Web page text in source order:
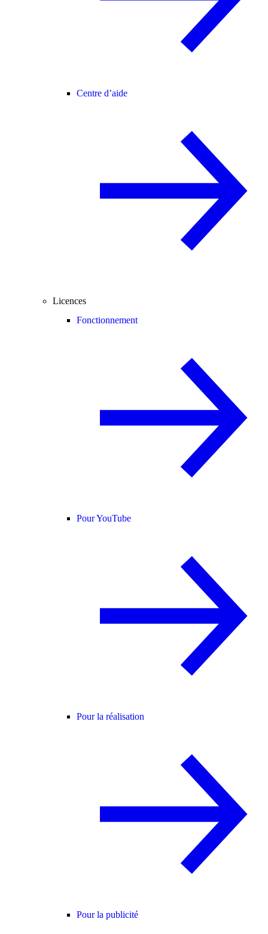
Centre d’aide
Licences
Fonctionnement
Pour YouTube
Pour la réalisation
Pour la publicité